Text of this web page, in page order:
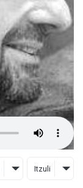
Itzuli